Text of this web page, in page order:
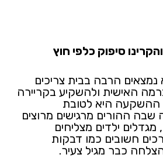
סיפוק כלפי חוץ
נמצאים הרבה בבית צריכים
האישית ולהשקיע בקריירה
ההשקעה היא לטובת
ההורים מרגישים מרוצים
ילדים מצליחים
חשובים כמו דבקות
כבר מגיל צעיר.